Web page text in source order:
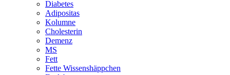
Diabetes
Adipositas
Kolumne
Cholesterin
Demenz
MS
Fett
Fette Wissenshäppchen